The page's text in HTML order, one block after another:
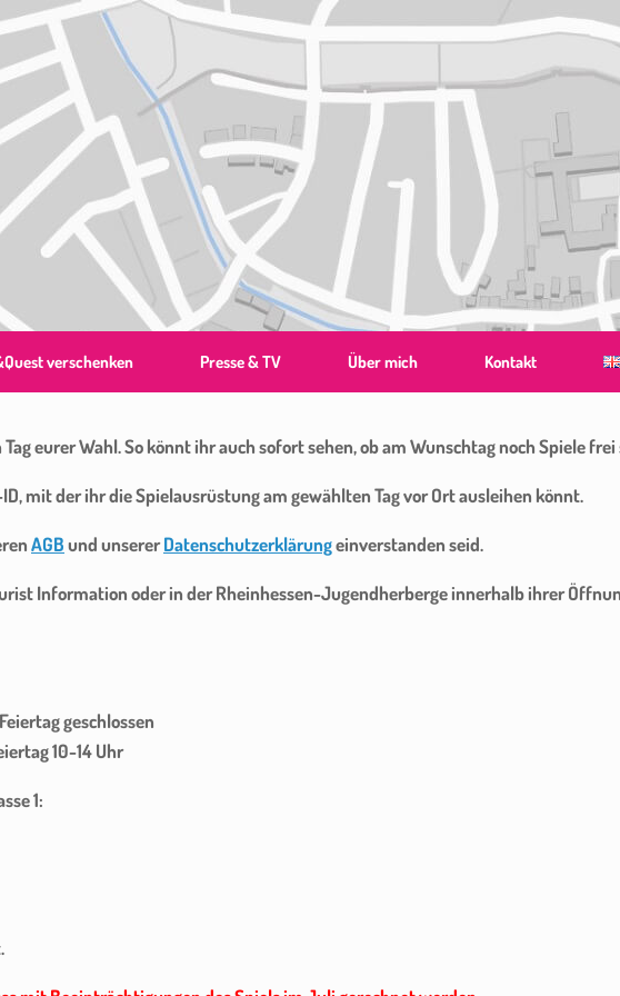
verschenken Presse & TV Über mich Kontakt
eurer Wahl. So könnt ihr auch sofort sehen, ob am Wunschtag noch Spiele frei
mit der ihr die Spielausrüstung am gewählten Tag vor Ort ausleihen könnt.
AGBund unsererDatenschutzerklärungeinverstanden seid.
Information oder in der Rheinhessen-Jugendherberge innerhalb ihrer
geschlossen
10-14 Uhr
1: